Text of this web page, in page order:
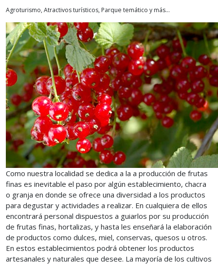
Agroturismo, Atractivos turísticos, Parque temático y más...
Como nuestra localidad se dedica a la a producción de frutas
finas es inevitable el paso por algún establecimiento, chacra
o granja en donde se ofrece una diversidad a los productos
para degustar y actividades a realizar. En cualquiera de ellos
encontrará personal dispuestos a guiarlos por su producción
de frutas finas, hortalizas, y hasta les enseñará la elaboración
de productos como dulces, miel, conservas, quesos u otros.
En estos establecimientos podrá obtener los productos
artesanales y naturales que desee. La mayoría de los cultivos